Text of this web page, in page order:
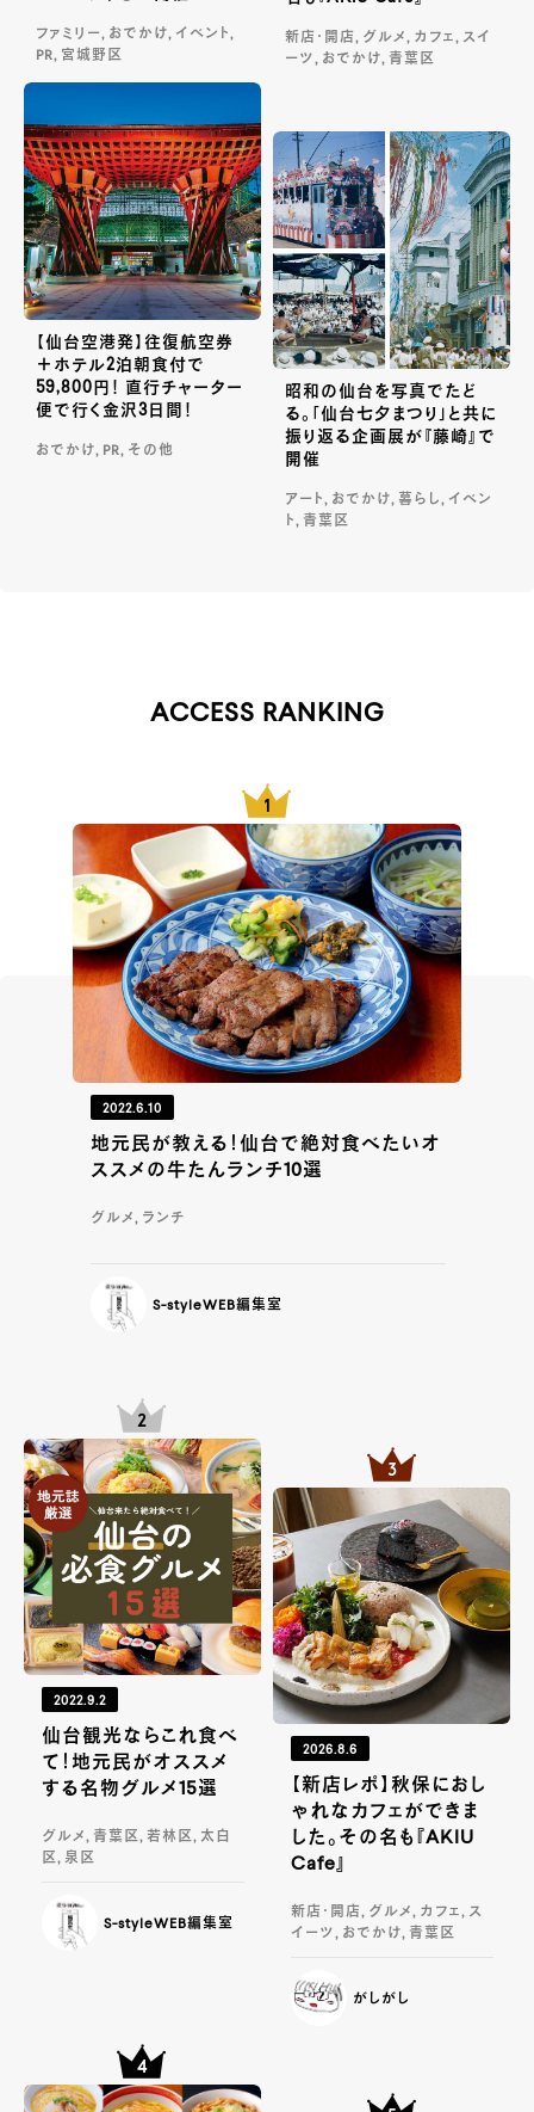
ファミリー, おでかけ, イベント,
PR, 宮城野区
新店・開店, グルメ, カフェ, スイ
ーツ, おでかけ, 青葉区
【仙台空港発】往復航空券
＋ホテル2泊朝食付で
59,800円！ 直行チャーター
便で行く金沢3日間！
おでかけ, PR, その他
昭和の仙台を写真でたど
る。「仙台七夕まつり」と共に
振り返る企画展が『藤崎』で
開催
アート, おでかけ, 暮らし, イベン
ト, 青葉区
ACCESS RANKING
2022.6.10
地元民が教える！仙台で絶対食べたいオ
ススメの牛たんランチ10選
グルメ, ランチ
S-styleWEB編集室
2022.9.2
仙台観光ならこれ食べ
て！地元民がオススメ
する名物グルメ15選
グルメ, 青葉区, 若林区, 太白
区, 泉区
S-styleWEB編集室
2026.8.6
【新店レポ】秋保におし
ゃれなカフェができま
した。その名も『AKIU
Cafe』
新店・開店, グルメ, カフェ, ス
イーツ, おでかけ, 青葉区
がしがし